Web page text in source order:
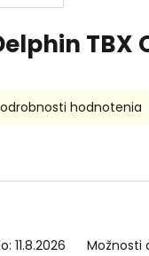
TBX
11.8.2026 Možnosti
hodnotenia